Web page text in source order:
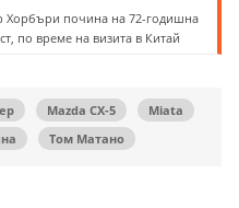
Хорбъри почина на 72-годишна
по време на визита в Китай
Mazda CX-5
Miata
Том Матано